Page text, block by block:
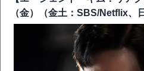
（金）（金土：SBS/Netflix、